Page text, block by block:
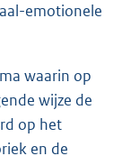
emotionele
waarin op
wijze de
op het
en de